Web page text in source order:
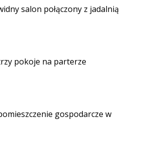
salon połączony z jadalnią
pokoje na parterze
gospodarcze w